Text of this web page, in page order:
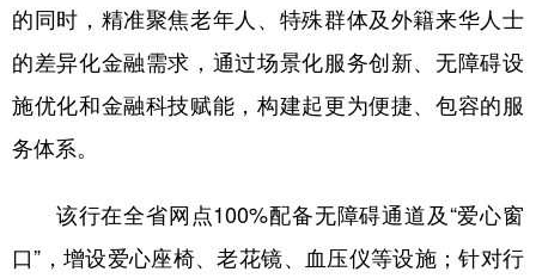
的同时，精准聚焦老年人、特殊群体及外籍来华人士
的差异化金融需求，通过场景化服务创新、无障碍设
施优化和金融科技赋能，构建起更为便捷、包容的服
务体系。
该行在全省网点100%配备无障碍通道及“爱心窗
口”，增设爱心座椅、老花镜、血压仪等设施；针对行